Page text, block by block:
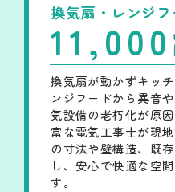
換気扇・レンジ
11,000
換気扇が動かずキッ
ンジフードから異音
気設備の老朽化が原
富な電気工事士が現
の寸法や壁構造、既
し、安心で快適な空
す。